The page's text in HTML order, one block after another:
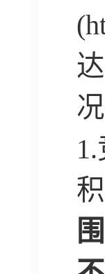
1.